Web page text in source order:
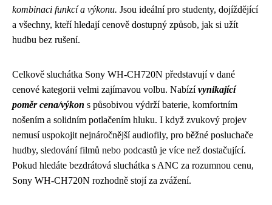
kombinaci funkcí a výkonu. Jsou ideální pro studenty, dojíždějící
a všechny, kteří hledají cenově dostupný způsob, jak si užít
hudbu bez rušení.
Celkově sluchátka Sony WH-CH720N představují v dané
cenové kategorii velmi zajímavou volbu. Nabízívynikající
poměr cena/výkon s působivou výdrží baterie, komfortním
nošením a solidním potlačením hluku. I když zvukový projev
nemusí uspokojit nejnáročnější audiofily, pro běžné posluchače
hudby, sledování filmů nebo podcastů je více než dostačující.
Pokud hledáte bezdrátová sluchátka s ANC za rozumnou cenu,
Sony WH-CH720N rozhodně stojí za zvážení.